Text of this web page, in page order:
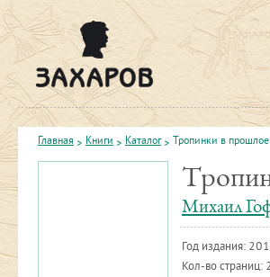
Главная Книги Каталог Тропинки в прошлое
Михаил
Год издания:
Кол-во страниц: